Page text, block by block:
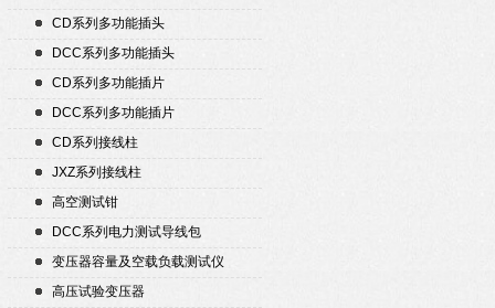
CD系列多功能插头
DCC系列多功能插头
CD系列多功能插片
DCC系列多功能插片
CD系列接线柱
JXZ系列接线柱
高空测试钳
DCC系列电力测试导线包
变压器容量及空载负载测试仪
高压试验变压器